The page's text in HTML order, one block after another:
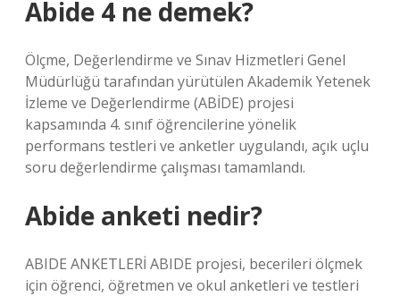
Abide 4 ne demek?
Ölçme, Değerlendirme ve Sınav Hizmetleri Genel
Müdürlüğü tarafından yürütülen Akademik Yetenek
İzleme ve Değerlendirme (ABİDE) projesi
kapsamında 4. sınıf öğrencilerine yönelik
performans testleri ve anketler uygulandı, açık uçlu
soru değerlendirme çalışması tamamlandı.
Abide anketi nedir?
ABIDE ANKETLERİ ABIDE projesi, becerileri ölçmek
için öğrenci, öğretmen ve okul anketleri ve testleri